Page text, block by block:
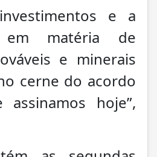
e a
em matéria de
e minerais
cerne do acordo
hoje”,